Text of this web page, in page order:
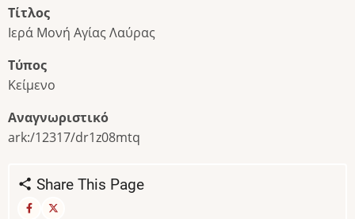
Τίτλος
Ιερά Μονή Αγίας Λαύρας
Τύπος
Κείμενο
Αναγνωριστικό
ark:/12317/dr1z08mtq
Share This Page